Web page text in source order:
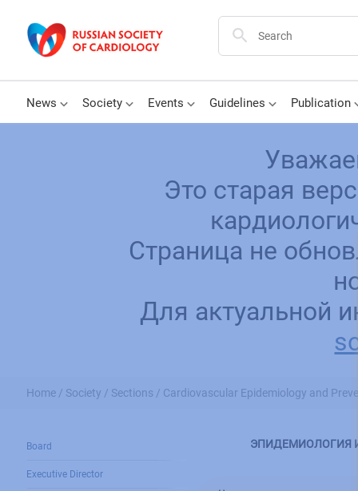
News Society Events Guidelines Publication
Это старая
Страница не
Для актуальной
Home / Society / Sections / Cardiovascular Epidemiology and
Board
Executive Director
ЭПИДЕМИОЛОГИЯ